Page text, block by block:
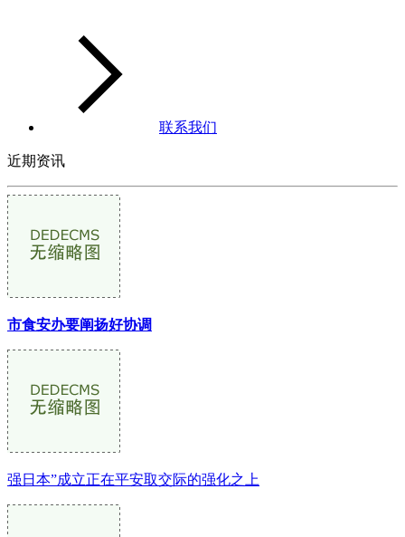
联系我们
近期资讯
市食安办要阐扬好协调
强日本”成立正在平安取交际的强化之上